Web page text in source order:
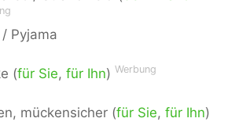
Pyjama
(für Sie, für Ihn) Werbung
mückensicher (für Sie, für Ihn)